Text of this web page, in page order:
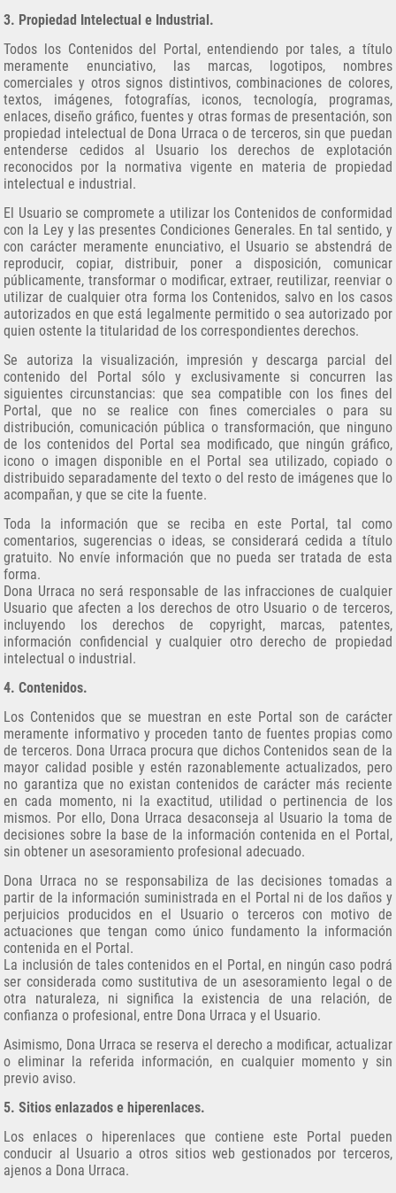
3. Propiedad Intelectual e Industrial.
Todos los Contenidos del Portal, entendiendo por tales, a título
meramente enunciativo, las marcas, logotipos, nombres
comerciales y otros signos distintivos, combinaciones de colores,
textos, imágenes, fotografías, iconos, tecnología, programas,
enlaces, diseño gráfico, fuentes y otras formas de presentación, son
propiedad intelectual de Dona Urraca o de terceros, sin que puedan
entenderse cedidos al Usuario los derechos de explotación
reconocidos por la normativa vigente en materia de propiedad
intelectual e industrial.
El Usuario se compromete a utilizar los Contenidos de conformidad
con la Ley y las presentes Condiciones Generales. En tal sentido, y
con carácter meramente enunciativo, el Usuario se abstendrá de
reproducir, copiar, distribuir, poner a disposición, comunicar
públicamente, transformar o modificar, extraer, reutilizar, reenviar o
utilizar de cualquier otra forma los Contenidos, salvo en los casos
autorizados en que está legalmente permitido o sea autorizado por
quien ostente la titularidad de los correspondientes derechos.
Se autoriza la visualización, impresión y descarga parcial del
contenido del Portal sólo y exclusivamente si concurren las
siguientes circunstancias: que sea compatible con los fines del
Portal, que no se realice con fines comerciales o para su
distribución, comunicación pública o transformación, que ninguno
de los contenidos del Portal sea modificado, que ningún gráfico,
icono o imagen disponible en el Portal sea utilizado, copiado o
distribuido separadamente del texto o del resto de imágenes que lo
acompañan, y que se cite la fuente.
Toda la información que se reciba en este Portal, tal como
comentarios, sugerencias o ideas, se considerará cedida a título
gratuito. No envíe información que no pueda ser tratada de esta
forma.
Dona Urraca no será responsable de las infracciones de cualquier
Usuario que afecten a los derechos de otro Usuario o de terceros,
incluyendo los derechos de copyright, marcas, patentes,
información confidencial y cualquier otro derecho de propiedad
intelectual o industrial.
4. Contenidos.
Los Contenidos que se muestran en este Portal son de carácter
meramente informativo y proceden tanto de fuentes propias como
de terceros. Dona Urraca procura que dichos Contenidos sean de la
mayor calidad posible y estén razonablemente actualizados, pero
no garantiza que no existan contenidos de carácter más reciente
en cada momento, ni la exactitud, utilidad o pertinencia de los
mismos. Por ello, Dona Urraca desaconseja al Usuario la toma de
decisiones sobre la base de la información contenida en el Portal,
sin obtener un asesoramiento profesional adecuado.
Dona Urraca no se responsabiliza de las decisiones tomadas a
partir de la información suministrada en el Portal ni de los daños y
perjuicios producidos en el Usuario o terceros con motivo de
actuaciones que tengan como único fundamento la información
contenida en el Portal.
La inclusión de tales contenidos en el Portal, en ningún caso podrá
ser considerada como sustitutiva de un asesoramiento legal o de
otra naturaleza, ni significa la existencia de una relación, de
confianza o profesional, entre Dona Urraca y el Usuario.
Asimismo, Dona Urraca se reserva el derecho a modificar, actualizar
o eliminar la referida información, en cualquier momento y sin
previo aviso.
5. Sitios enlazados e hiperenlaces.
Los enlaces o hiperenlaces que contiene este Portal pueden
conducir al Usuario a otros sitios web gestionados por terceros,
ajenos a Dona Urraca.